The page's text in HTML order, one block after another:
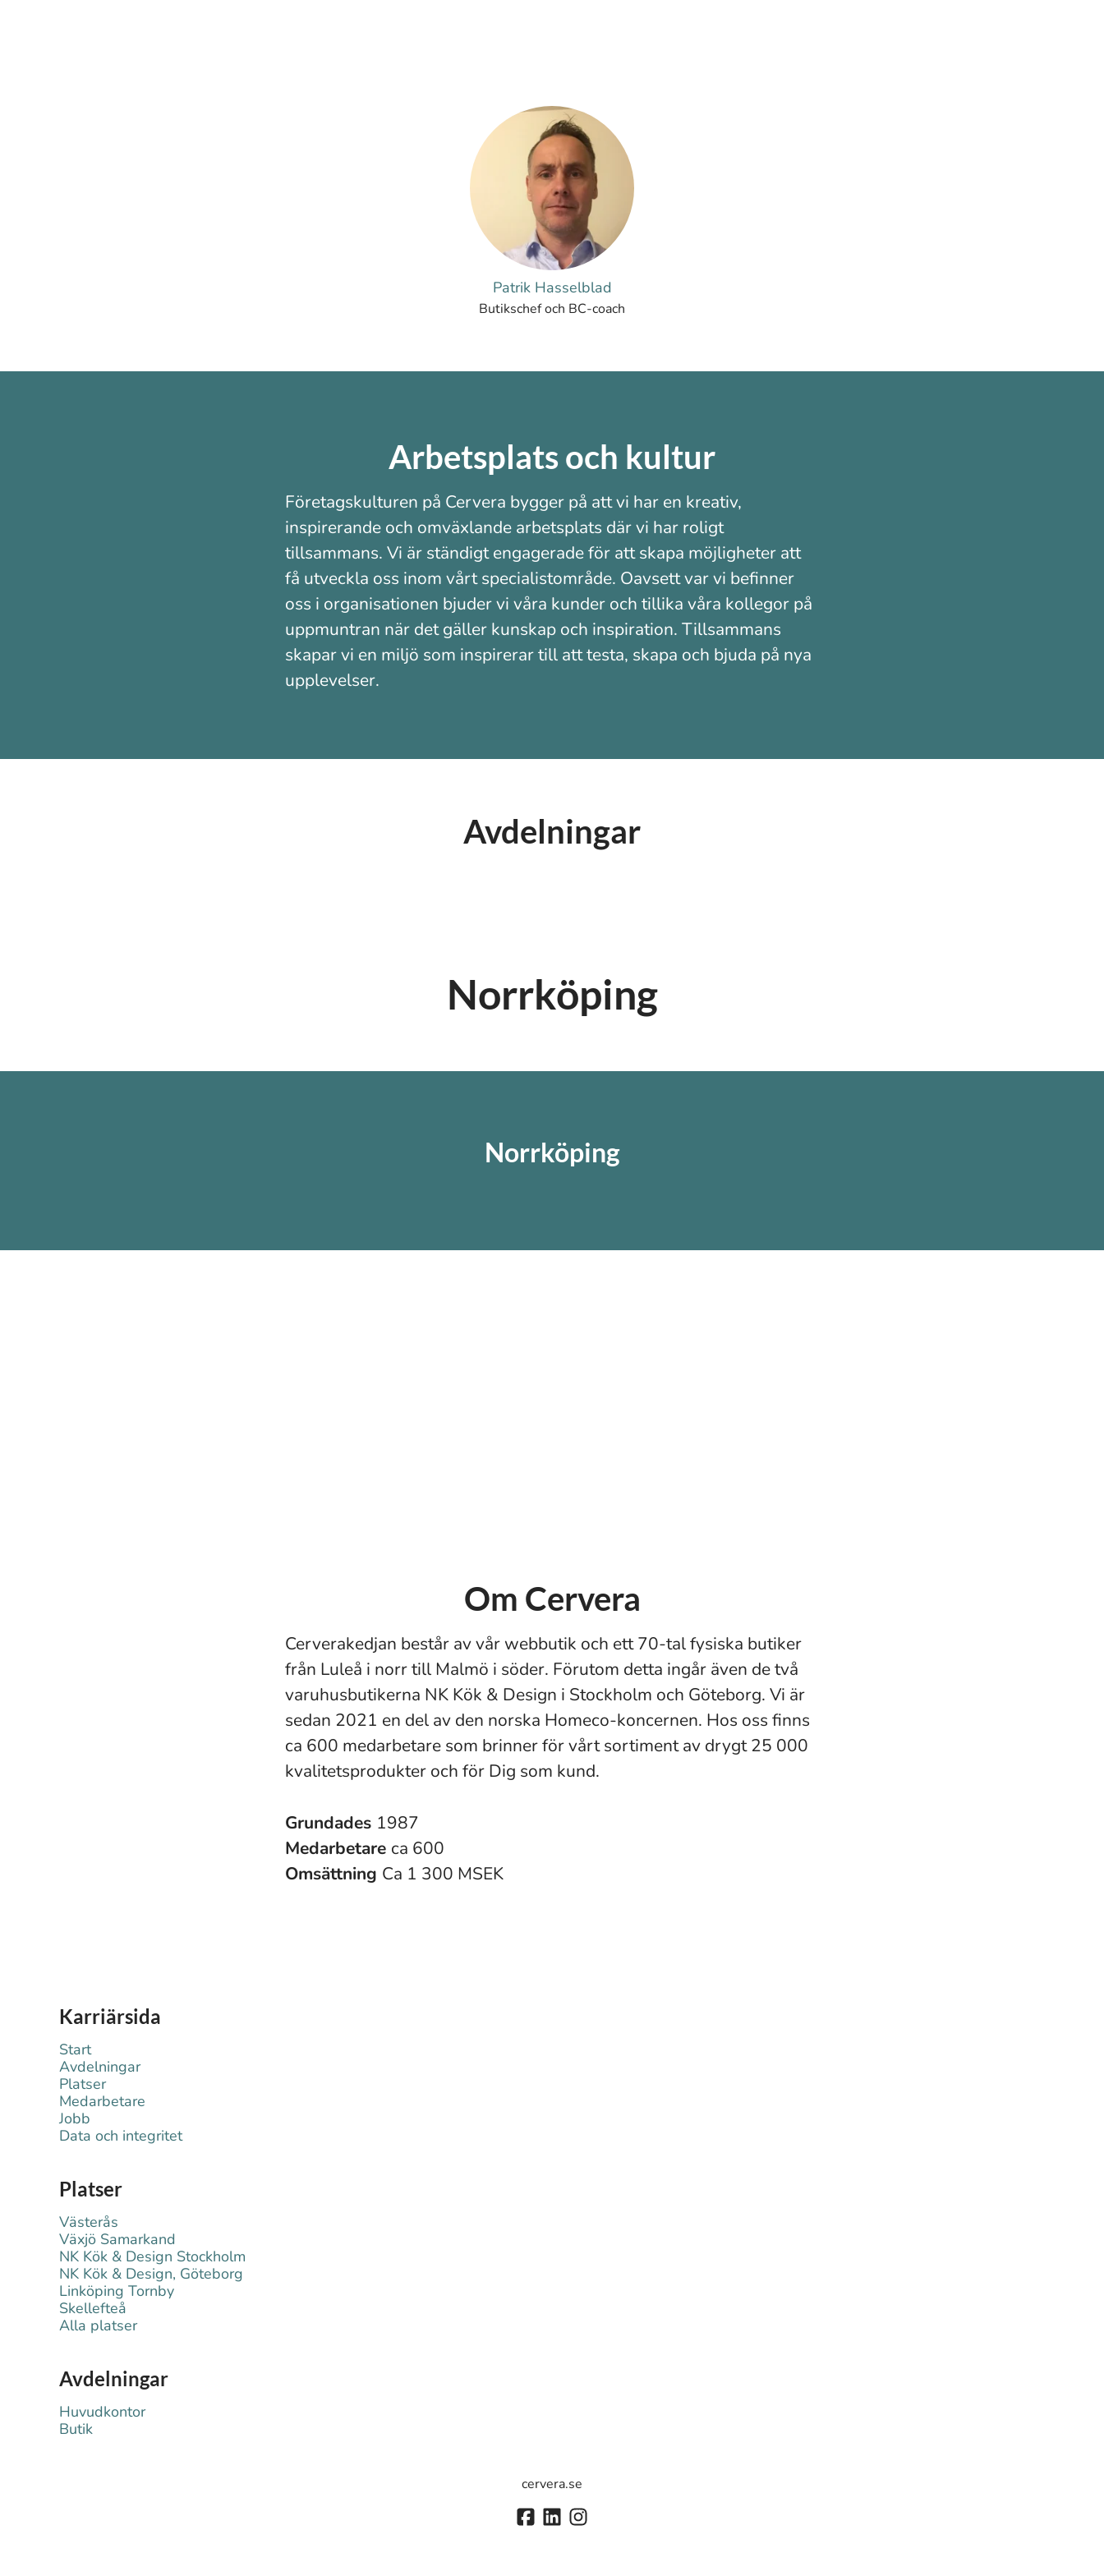
Patrik Hasselblad
Butikschef och BC-coach
Arbetsplats och kultur
Företagskulturen på Cervera bygger på att vi har en kreativ,
inspirerande och omväxlande arbetsplats där vi har roligt
tillsammans. Vi är ständigt engagerade för att skapa möjligheter att
få utveckla oss inom vårt specialistområde. Oavsett var vi befinner
oss i organisationen bjuder vi våra kunder och tillika våra kollegor på
uppmuntran när det gäller kunskap och inspiration. Tillsammans
skapar vi en miljö som inspirerar till att testa, skapa och bjuda på nya
upplevelser.
Avdelningar
Norrköping
Norrköping
Om Cervera
Cerverakedjan består av vår webbutik och ett 70-tal fysiska butiker
från Luleå i norr till Malmö i söder. Förutom detta ingår även de två
varuhusbutikerna NK Kök & Design i Stockholm och Göteborg. Vi är
sedan 2021 en del av den norska Homeco-koncernen. Hos oss finns
ca 600 medarbetare som brinner för vårt sortiment av drygt 25 000
kvalitetsprodukter och för Dig som kund.
Grundades 1987
Medarbetare ca 600
Omsättning Ca 1 300 MSEK
Karriärsida
Start
Avdelningar
Platser
Medarbetare
Jobb
Data och integritet
Platser
Västerås
Växjö Samarkand
NK Kök & Design Stockholm
NK Kök & Design, Göteborg
Linköping Tornby
Skellefteå
Alla platser
Avdelningar
Huvudkontor
Butik
cervera.se